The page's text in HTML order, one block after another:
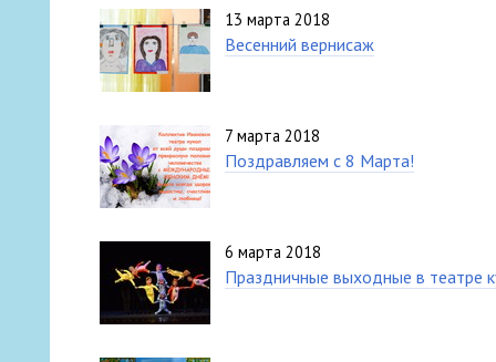
13 марта 2018
Весенний вернисаж
7 марта 2018
Поздравляем с 8 Марта!
6 марта 2018
Праздничные выходные в театре